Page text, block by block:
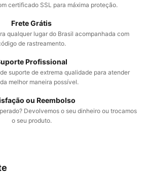
certificado SSL para máxima proteção.
Frete Grátis
qualquer lugar do Brasil acompanhada com
de rastreamento.
Profissional
suporte de extrema qualidade para atender
melhor maneira possível.
ou Reembolso
Devolvemos o seu dinheiro ou trocamos
o seu produto.